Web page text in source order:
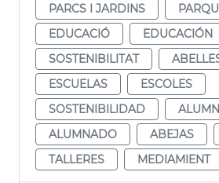
PARCS I JARDINS
EDUCACIÓ
EDUCACIÓN
SOSTENIBILITAT
ESCUELAS
ESCOLES
SOSTENIBILIDAD
ALUMNADO
ABEJAS
TALLERES
MEDIAMIENT